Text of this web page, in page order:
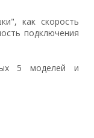
как скорость
подключения
5 моделей и